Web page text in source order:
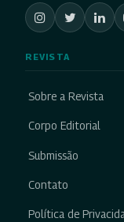
REVISTA
Sobre a Revista
Corpo Editorial
Submissão
Contato
Política de